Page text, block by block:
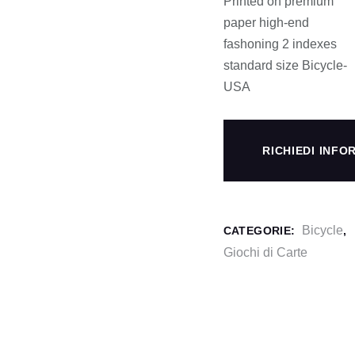
paper high-end
fashoning 2 indexes
standard size Bicycle-
USA
RICHIEDI
CATEGORIE: Bicycle,
Giochi di Carte